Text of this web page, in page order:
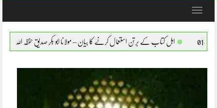
Toggle
استعمال کرنے کا بیان – مولانا ابو بکر صدیق حفظہ اللہ اہل کتاب کے برتن استعمال